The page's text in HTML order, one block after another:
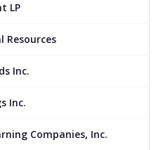
LP
Inc.
Inc.
Companies, Inc.